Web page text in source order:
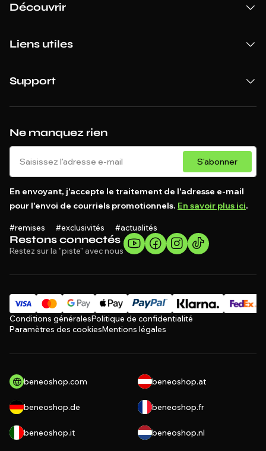
Restons connectés
Restez sur la "piste" avec nous
Ne manquez rien
S'abonner
En envoyant, j'accepte le traitement de l'adresse e-mail
pour l'envoi de courriels promotionnels. En savoir plus ici.
#remises #exclusivités #actualités
Découvrir
Liens utiles
Support
Conditions généralesPolitique de confidentialité
Paramètres des cookiesMentions légales
beneoshop.com beneoshop.at
beneoshop.de beneoshop.fr
beneoshop.it beneoshop.nl